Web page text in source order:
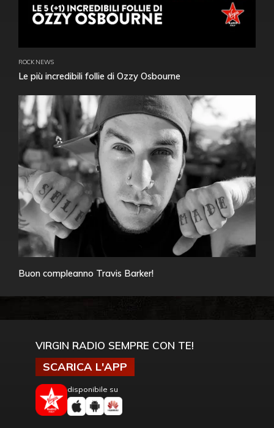
ROCK NEWS
Le più incredibili follie di Ozzy Osbourne
Buon compleanno Travis Barker!
VIRGIN RADIO SEMPRE CON TE!
SCARICA L'APP
disponibile su